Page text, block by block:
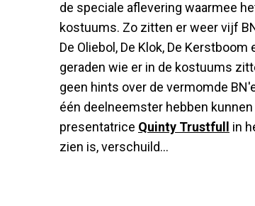
de speciale aflevering waarmee
kostuums. Zo zitten er weer vijf
De Oliebol, De Klok, De
geraden wie er in de kostuums
geen hints over de vermomde
één deelneemster hebben
presentatrice Quinty Trustfull
in
zien is, verschuild...